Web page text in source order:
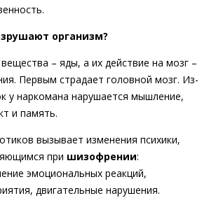
организм?
– яды, а их действие на мозг –
Первым страдает головной мозг. Из-
у наркомана нарушается мышление,
и память.
вызывает изменения психики,
при шизофрении:
эмоциональных реакций,
двигательные нарушения.